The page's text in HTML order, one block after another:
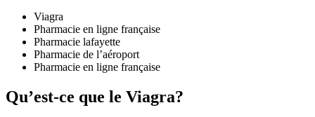
Viagra
Pharmacie en ligne française
Pharmacie lafayette
Pharmacie de l’aéroport
Pharmacie en ligne française
Qu’est-ce que le Viagra?